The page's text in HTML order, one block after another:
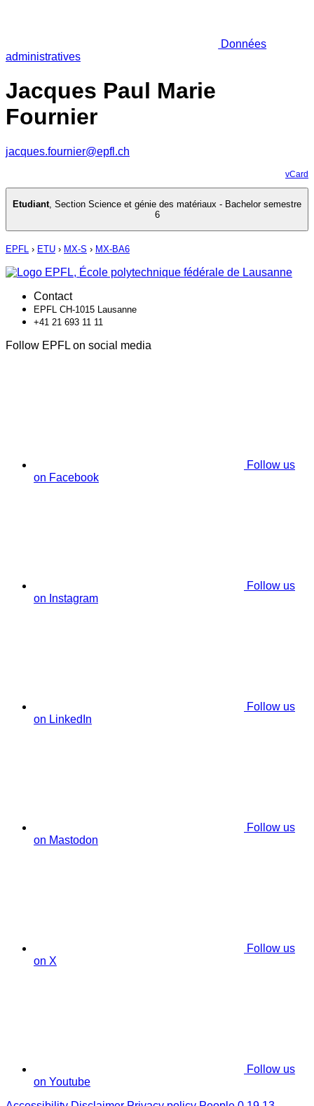
Données
administratives
Jacques Paul Marie
Fournier
jacques.fournier@epfl.ch
vCard
Etudiant, Section Science et génie des matériaux - Bachelor semestre
6
EPFL › ETU › MX-S › MX-BA6
Contact
EPFL CH-1015 Lausanne
+41 21 693 11 11
Follow EPFL on social media
Follow us
on Facebook
Follow us
on Instagram
Follow us
on LinkedIn
Follow us
on Mastodon
Follow us
on X
Follow us
on Youtube